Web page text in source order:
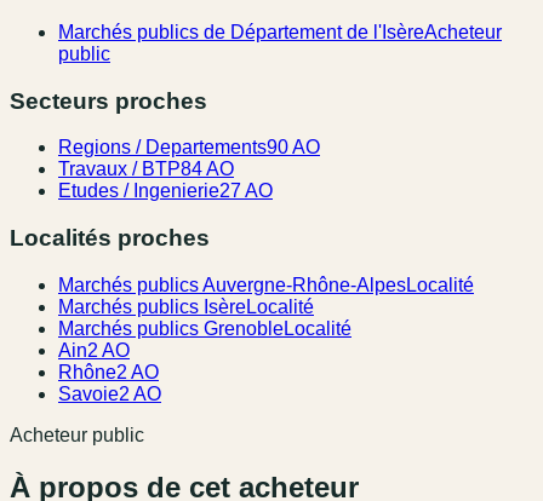
Marchés publics de Département de l'IsèreAcheteur
public
Secteurs proches
Regions / Departements90 AO
Travaux / BTP84 AO
Etudes / Ingenierie27 AO
Localités proches
Marchés publics Auvergne-Rhône-AlpesLocalité
Marchés publics IsèreLocalité
Marchés publics GrenobleLocalité
Ain2 AO
Rhône2 AO
Savoie2 AO
Acheteur public
À propos de cet acheteur